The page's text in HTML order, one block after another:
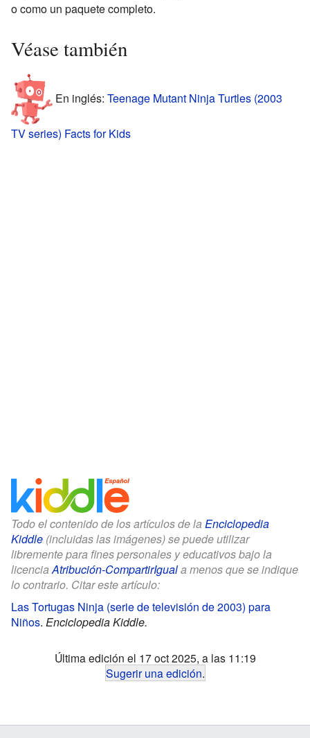
o como un paquete completo.
Véase también
En inglés: Teenage Mutant Ninja Turtles (2003
TV series) Facts for Kids
Todo el contenido de los artículos de la Enciclopedia
Kiddle (incluidas las imágenes) se puede utilizar
libremente para fines personales y educativos bajo la
licenciaAtribución-CompartirIguala menos que se indique
lo contrario. Citar este artículo:
Las Tortugas Ninja (serie de televisión de 2003) para
Niños. Enciclopedia Kiddle.
Última edición el 17 oct 2025, a las 11:19
Sugerir una edición.